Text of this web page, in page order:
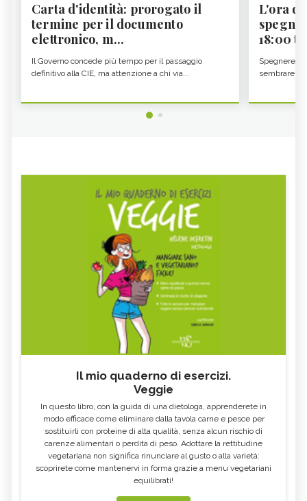
Carta d'identità: prorogato il
termine per il documento
elettronico, m...
Il Governo concede più tempo per il passaggio
definitivo alla CIE, ma attenzione a chi via...
L'ora
18:00 ti
Spegnere lo
sembrare
Il mio quaderno di esercizi.
Veggie
In questo libro, con la guida di una dietologa, apprenderete in
modo efficace come eliminare dalla tavola carne e pesce per
sostituirli con proteine di alta qualità, senza alcun rischio di
carenze alimentari o perdita di peso. Adottare la rettitudine
vegetariana non significa rinunciare al gusto o alla varietà:
scoprirete come mantenervi in forma grazie a menu vegetariani
equilibrati!